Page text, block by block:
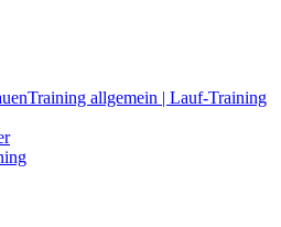
Training allgemein | Lauf-Training